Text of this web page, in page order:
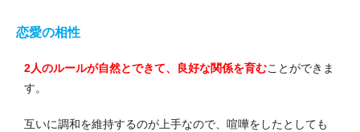
恋愛の相性
2人のルールが自然とできて、良好な関係を育むことができま
す。
互いに調和を維持するのが上手なので、喧嘩をしたとしても